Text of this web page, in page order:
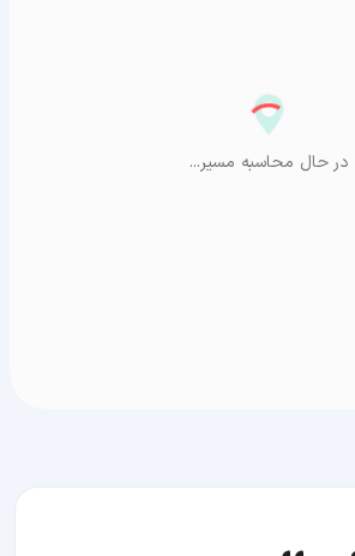
در حال محاسبه مسیر...